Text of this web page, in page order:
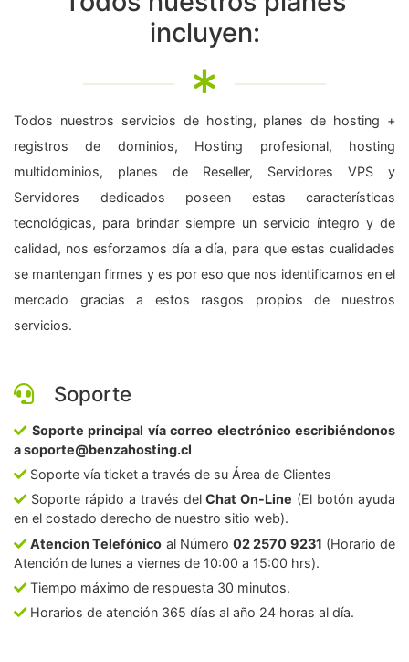
incluyen:
Todos nuestros servicios de hosting, planes de hosting +
registros de dominios, Hosting profesional, hosting
multidominios, planes de Reseller, Servidores VPS y
Servidores dedicados poseen estas características
tecnológicas, para brindar siempre un servicio íntegro y de
calidad, nos esforzamos día a día, para que estas cualidades
se mantengan firmes y es por eso que nos identificamos en el
mercado gracias a estos rasgos propios de nuestros
servicios.
Soporte
Soporte principal vía correo electrónico escribiéndonos
a soporte@benzahosting.cl
Soporte vía ticket a través de su Área de Clientes
Soporte rápido a través delChat On-Line (El botón ayuda
en el costado derecho de nuestro sitio web).
Atencion Telefónico al Número02 2570 9231 (Horario de
Atención de lunes a viernes de 10:00 a 15:00 hrs).
Tiempo máximo de respuesta 30 minutos.
Horarios de atención 365 días al año 24 horas al día.